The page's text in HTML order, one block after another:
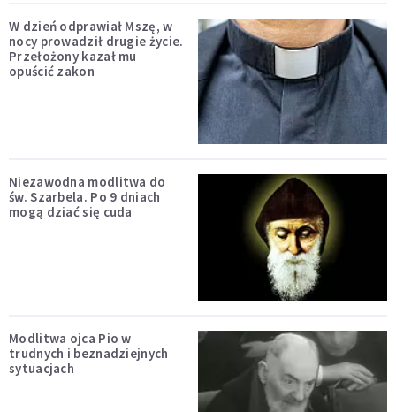
W dzień odprawiał Mszę, w
nocy prowadził drugie życie.
Przełożony kazał mu
opuścić zakon
Niezawodna modlitwa do
św. Szarbela. Po 9 dniach
mogą dziać się cuda
Modlitwa ojca Pio w
trudnych i beznadziejnych
sytuacjach